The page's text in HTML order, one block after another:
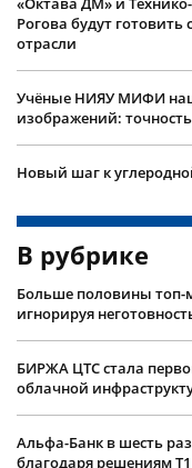
Рогова будут
отрасли
Учëные НИЯУ МИФИ
изображений:
Новый шаг к
В рубрике
Больше половины топ-
игнорируя
БИРЖА ЦТС стала
облачной
Альфа-Банк в шесть
благодаря решениям Т1